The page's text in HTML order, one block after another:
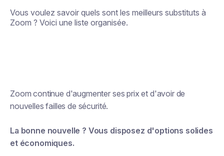
Vous voulez savoir quels sont les meilleurs substituts à
Zoom ? Voici une liste organisée.
Zoom continue d'augmenter ses prix et d'avoir de
nouvelles failles de sécurité.
La bonne nouvelle ? Vous disposez d'options solides
et économiques.